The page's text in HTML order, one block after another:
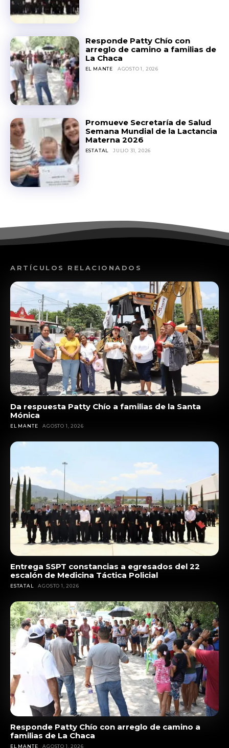
Responde Patty Chío con
arreglo de camino a familias de
La Chaca
EL MANTE AGOSTO 1, 2026
Promueve Secretaría de Salud
Semana Mundial de la Lactancia
Materna 2026
ESTATAL JULIO 31, 2026
ARTÍCULOS RELACIONADOS
Da respuesta Patty Chío a familias de la Santa
Mónica
EL MANTE AGOSTO 1, 2026
Entrega SSPT constancias a egresados del 22
escalón de Medicina Táctica Policial
ESTATAL AGOSTO 1, 2026
Responde Patty Chío con arreglo de camino a
familias de La Chaca
EL MANTE AGOSTO 1, 2026